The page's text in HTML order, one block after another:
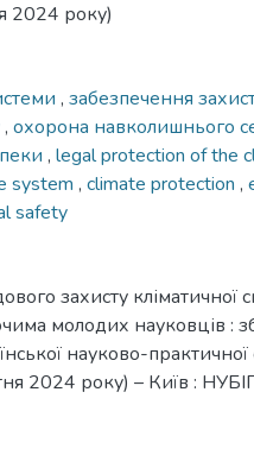
2024 року)
, забезпечення
, охорона навколишнього
, legal protection of the
system , climate protection ,
safety
захисту кліматичної
молодих науковців :
науково-
2024 року) – Київ :